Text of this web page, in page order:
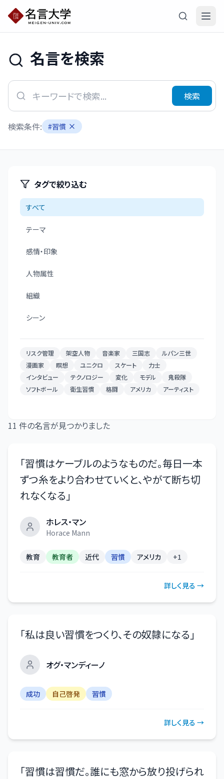
名言を検索
検索
検索条件: #習慣
タグで絞り込む
すべて
テーマ
感情・印象
人物属性
組織
シーン
リスク管理 架空人物 音楽家 三国志
ルパン三世
漫画家
瞑想 ユニクロ スケート
力士
インタビュー
テクノロジー 変化 モデル
鬼殺隊
ソフトボール
衛生習慣 格闘 アメリカ アーティスト
11 件の名言が見つかりました
「習慣はケーブルのようなものだ。毎日一本
ずつ糸をより合わせていくと、やがて断ち切
れなくなる 」
ホレス・マン
Horace Mann
教育 教育者 近代 習慣 アメリカ +1
詳しく見る →
「私は良い習慣をつくり、その奴隷になる 」
オグ・マンディーノ
成功 自己啓発 習慣
詳しく見る →
「習慣は習慣だ。誰にも窓から放り投げられ